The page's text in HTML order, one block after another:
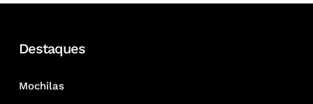
Destaques
Mochilas